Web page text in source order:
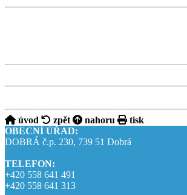
úvod zpět nahoru
tisk
OBECNÍ ÚŘAD:
DOBRÁ č.p. 230, 739 51 Dobrá
TELEFON:
+420 558 641 491
+420 558 641 313